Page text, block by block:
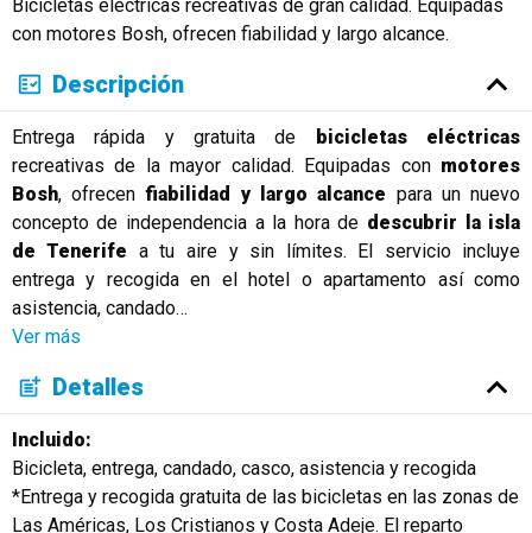
Русский
Bicicletas eléctricas recreativas de gran calidad. Equipadas
con motores Bosh, ofrecen fiabilidad y largo alcance.
Descripción
Entrega rápida y gratuita de
bicicletas eléctricas
recreativas de la mayor calidad. Equipadas con motores
Bosh, ofrecenfiabilidad y largo alcance para un nuevo
concepto de independencia a la hora de descubrir la isla
de Tenerife a tu aire y sin límites. El servicio incluye
entrega y recogida en el hotel o apartamento así como
asistencia, candado…
Ver más
Detalles
Incluido:
Bicicleta, entrega, candado, casco, asistencia y recogida
*Entrega y recogida gratuita de las bicicletas en las zonas de
Las Américas, Los Cristianos y Costa Adeje. El reparto